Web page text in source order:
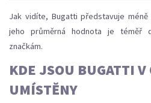
Jak vidíte, Bugatti představuje
jeho průměrná hodnota je téměř
značkám.
KDE JSOU BUGATTI V
UMÍSTĚNY